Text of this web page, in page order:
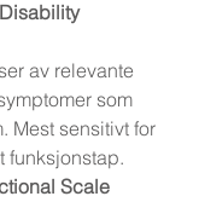
av relevante
som
Mest sensitivt for
funksjonstap.
Scale